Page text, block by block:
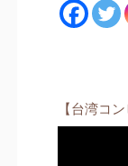
【台湾コ